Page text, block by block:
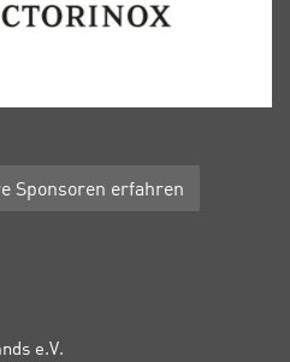
Sponsoren erfahren
e.V.